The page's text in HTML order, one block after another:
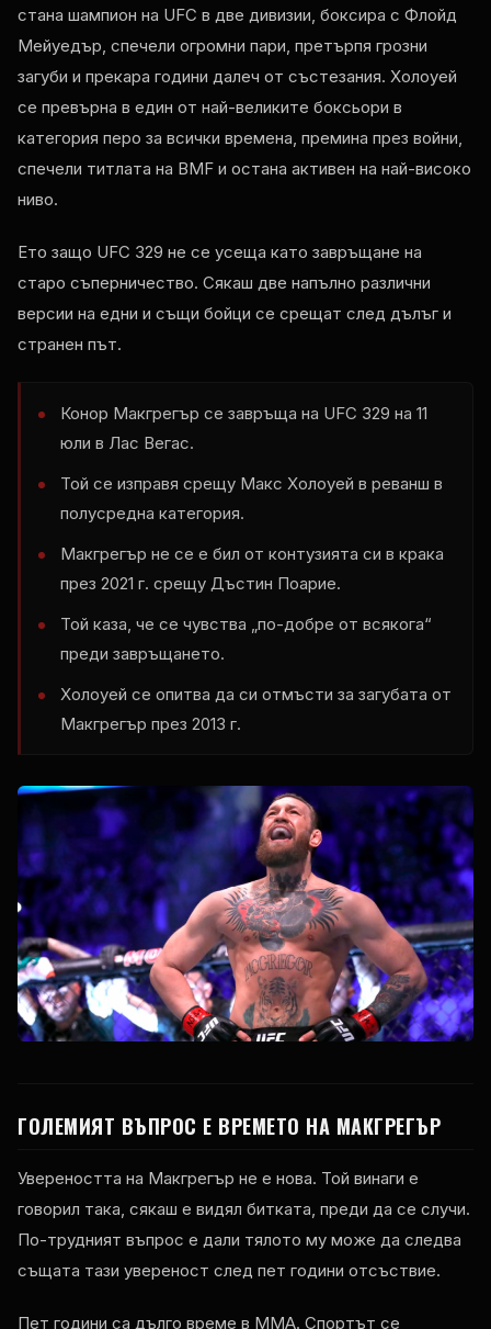
стана шампион на UFC в две дивизии, боксира с Флойд
Мейуедър, спечели огромни пари, претърпя грозни
загуби и прекара години далеч от състезания. Холоуей
се превърна в един от най-великите боксьори в
категория перо за всички времена, премина през войни,
спечели титлата на BMF и остана активен на най-високо
ниво.
Ето защо UFC 329 не се усеща като завръщане на
старо съперничество. Сякаш две напълно различни
версии на едни и същи бойци се срещат след дълъг и
странен път.
Конор Макгрегър се завръща на UFC 329 на 11
юли в Лас Вегас.
Той се изправя срещу Макс Холоуей в реванш в
полусредна категория.
Макгрегър не се е бил от контузията си в крака
през 2021 г. срещу Дъстин Поарие.
Той каза, че се чувства „по-добре от всякога“
преди завръщането.
Холоуей се опитва да си отмъсти за загубата от
Макгрегър през 2013 г.
ГОЛЕМИЯТ ВЪПРОС Е ВРЕМЕТО НА МАКГРЕГЪР
Увереността на Макгрегър не е нова. Той винаги е
говорил така, сякаш е видял битката, преди да се случи.
По-трудният въпрос е дали тялото му може да следва
същата тази увереност след пет години отсъствие.
Пет години са дълго време в ММА. Спортът се